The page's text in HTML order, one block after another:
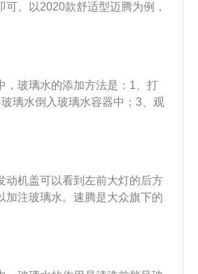
。以2020款舒适型迈腾为例，
，轴距为2871mm，油箱容
力是150ps，最大功率是110k
，玻璃水的添加方法是：1、打
璃水倒入玻璃水容器中；3、观
属于中型车，车身尺寸是：长48
杆式独立悬架，其搭载了1.4l
动机盖可以看到左前大灯的后方
加注玻璃水。速腾是大众旗下的
宽高分别是4753毫米、1800毫
机拥有116马力和200牛米的最
牛米的最大扭矩。